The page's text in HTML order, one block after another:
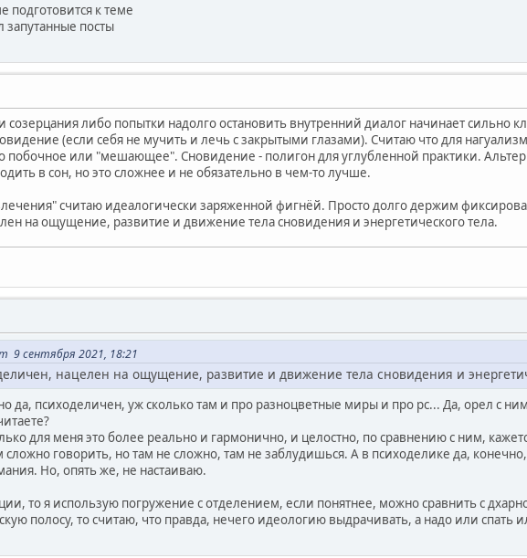
подготовится к теме
запутанные посты
созерцания либо попытки надолго остановить внутренний диалог начинает сильно
(если себя не мучить и лечь с закрытыми глазами). Считаю что для
побочное или "мешающее". Сновидение - полигон для углубленной практики.
в сон, но это сложнее и не обязательно в чем-то лучше.
считаю идеалогически заряженной фигнёй. Просто долго держим
на ощущение, развитие и движение тела сновидения и энергетического тела.
9 сентября 2021, 18:21
нацелен на ощущение, развитие и движение тела сновидения и
да, психоделичен, уж сколько там и про разноцветные миры и про рс... Да, орел с
для меня это более реально и гармонично, и целостно, по сравнению с ним,
говорить, но там не сложно, там не заблудишься. А в психоделике да, конечно,
Но, опять же, не настаиваю.
то я использую погружение с отделением, если понятнее, можно сравнить с
полосу, то считаю, что правда, нечего идеологию выдрачивать, а надо или спать